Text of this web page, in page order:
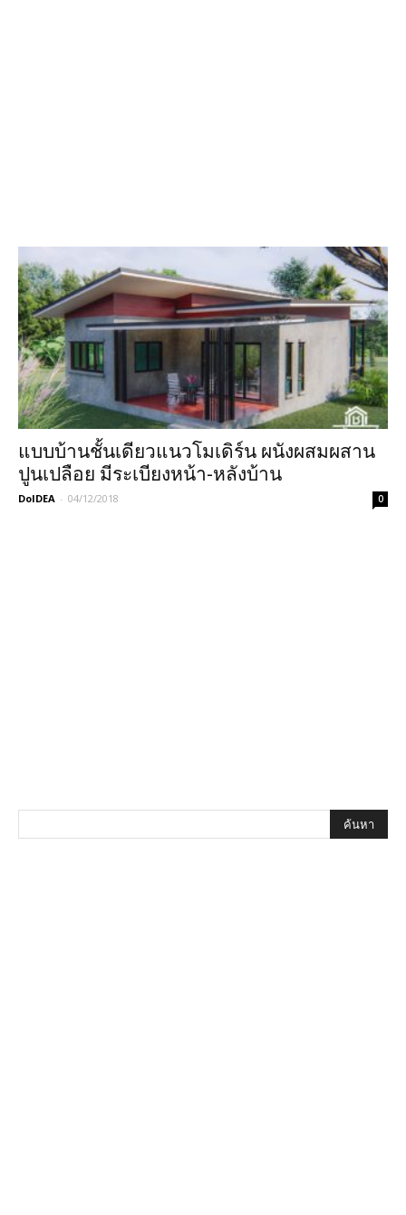
แบบบ้านชั้นเดียวแนวโมเดิร์น ผนังผสมผสาน
ปูนเปลือย มีระเบียงหน้า-หลังบ้าน
DoIDEA - 04/12/2018 0